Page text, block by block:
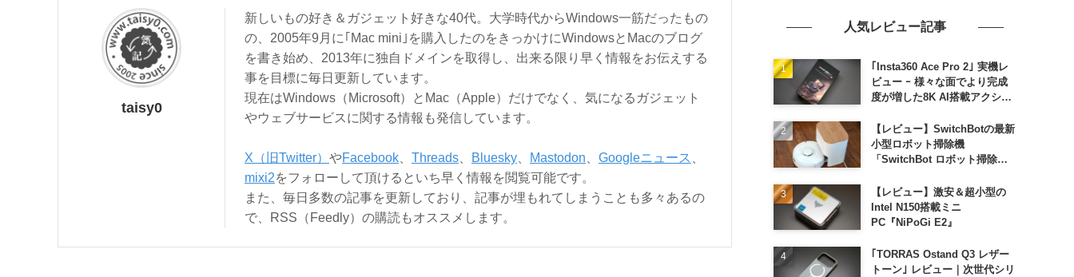
taisy0
新しいもの好き＆ガジェット好きな40代。大学時代からWindows一筋だったもの
の、2005年9月に｢Mac mini｣を購入したのをきっかけにWindowsとMacのブログ
を書き始め、2013年に独自ドメインを取得し、出来る限り早く情報をお伝えする
事を目標に毎日更新しています。
現在はWindows（Microsoft）とMac（Apple）だけでなく、気になるガジェット
やウェブサービスに関する情報も発信しています。
X（旧Twitter） やFacebook Threads Bluesky Mastodon Googleニュース
mixi2をフォローして頂けるといち早く情報を閲覧可能です。
また、毎日多数の記事を更新しており、記事が埋もれてしまうことも多々あるの
で、RSS（Feedly）の購読もオススメします。
人気レビュー記事
｢Insta360 Ace Pro 2｣ 実機レ
ビュー ｰ 様々な面でより完成
度が増した8K AI搭載アクショ
【レビュー】SwitchBotの最新
小型ロボット掃除機
「SwitchBot ロボット掃除機
【レビュー】激安＆超小型の
Intel N150搭載ミニ
PC『NiPoGi E2』
｢TORRAS Ostand Q3 レザー
トーン｣ レビュー｜次世代シリ